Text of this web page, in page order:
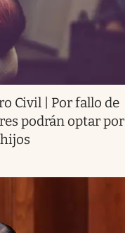
Civil | Por fallo de
podrán optar por